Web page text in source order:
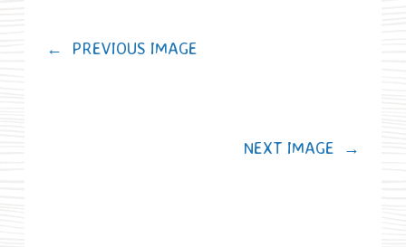
← PREVIOUS IMAGE
NEXT IMAGE →